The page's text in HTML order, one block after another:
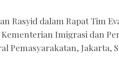
Rasyid dalam Rapat Tim
Kementerian Imigrasi dan
Pemasyarakatan, Jakarta,